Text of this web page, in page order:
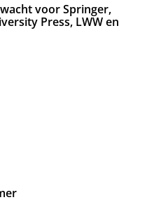
voor Springer,
Press, LWW en